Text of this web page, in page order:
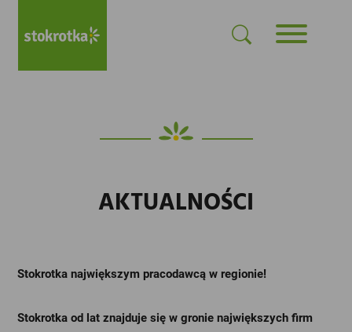
AKTUALNOŚCI
Stokrotka największym pracodawcą w regionie!
Stokrotka od lat znajduje się w gronie największych firm